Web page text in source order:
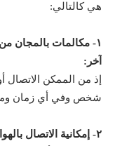
هي كالتالي:
١- مكالمات
آخر:
إذ من الممكن الاتصال
شخص وفي أي زمان
٢- إمكانية الاتصال بالهواتف المحمولة والهواتف الأرضية: